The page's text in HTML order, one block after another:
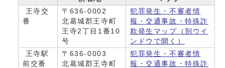
王寺交
番
〒636-0002
北葛城郡王寺町
王寺2丁目1番10
号
犯罪発生・不審者情
報・交通事故・特殊詐
欺発生マップ （別ウイ
ンドウで開く）
王寺駅
前交番
〒636-0003
北葛城郡王寺町
犯罪発生・不審者情
報・交通事故・特殊詐